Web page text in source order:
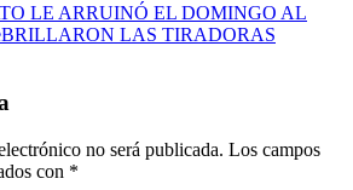
LE ARRUINÓ EL DOMINGO AL
BRILLARON LAS TIRADORAS
no será publicada. Los campos
con *